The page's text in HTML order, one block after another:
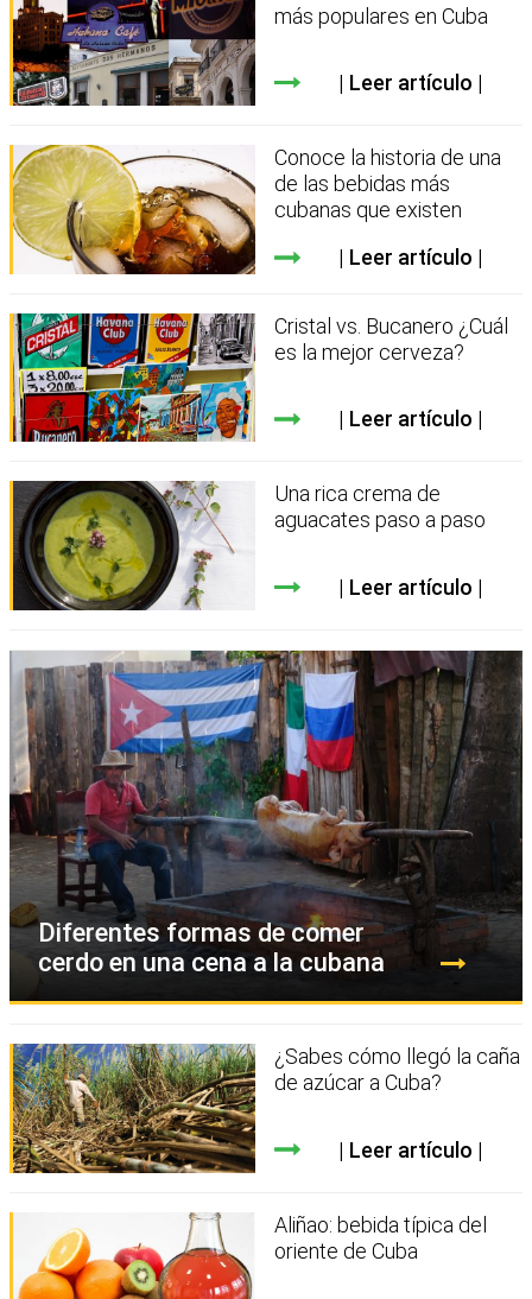
más populares en Cuba
Leer artículo
Conoce la historia de una
de las bebidas más
cubanas que existen
Leer artículo
Cristal vs. Bucanero ¿Cuál
es la mejor cerveza?
Leer artículo
Una rica crema de
aguacates paso a paso
Leer artículo
Diferentes formas de comer
cerdo en una cena a la cubana
¿Sabes cómo llegó la caña
de azúcar a Cuba?
Leer artículo
Aliñao: bebida típica del
oriente de Cuba